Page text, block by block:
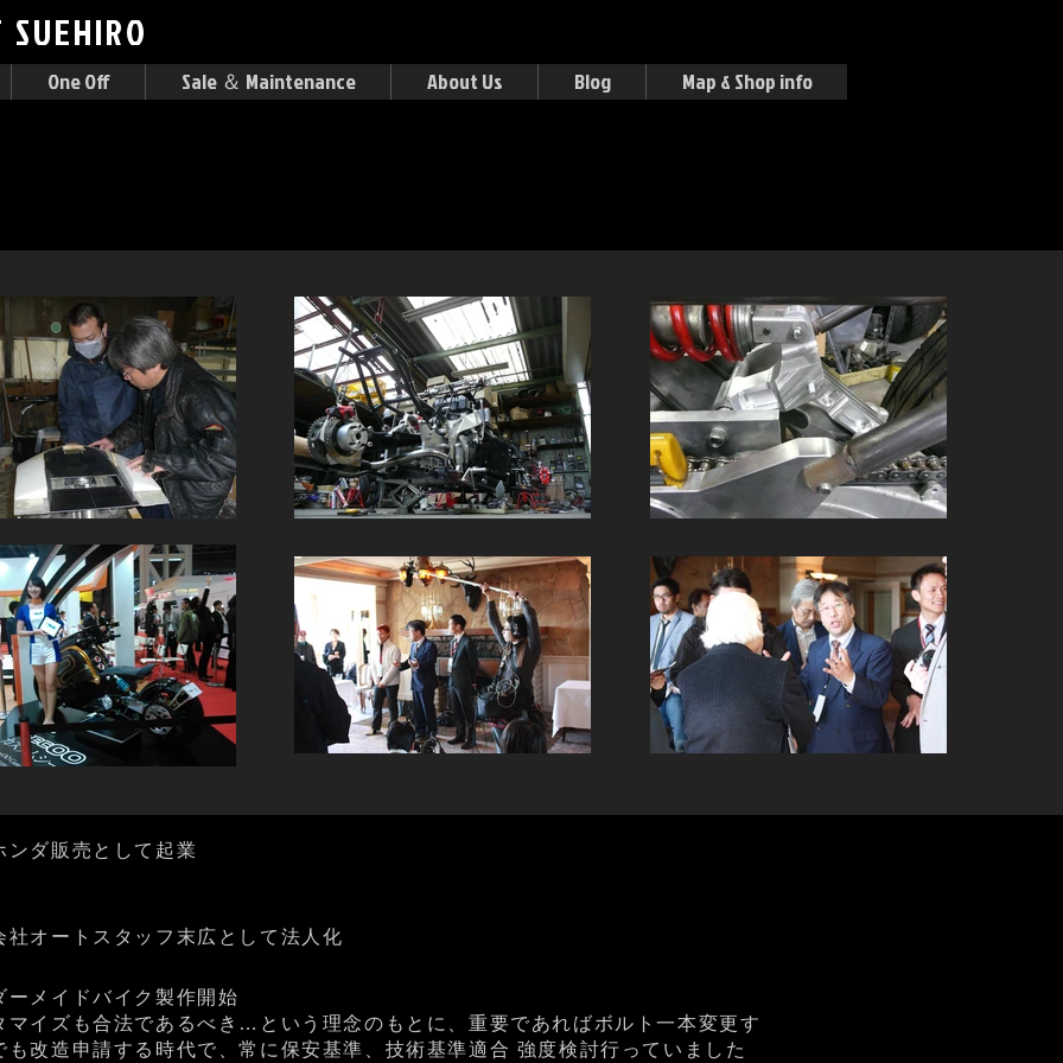
SUEHIRO
One Off Sale ＆ Maintenance About Us Blog Map & Shop info
ンダ販売として起業
社オートスタッフ末広として法人化
ーメイドバイク製作開始
マイズも合法であるべき…という理念のもとに、重要であればボルト一本変更す
も改造申請する時代で、常に保安基準、技術基準適合 強度検討行っていました